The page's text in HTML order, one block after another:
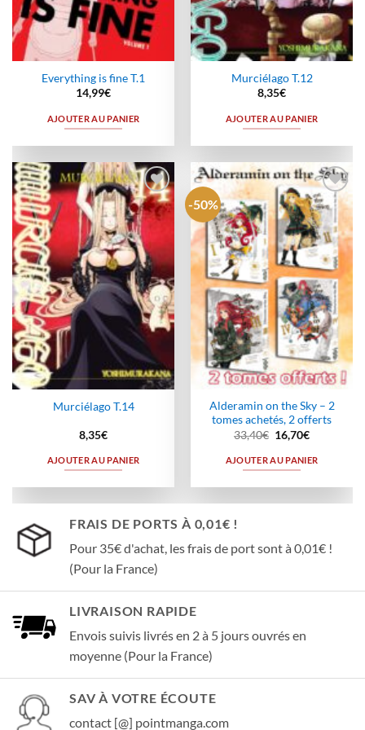
Everything is fine T.1
14,99€
AJOUTER AU PANIER
Murciélago T.12
8,35€
AJOUTER AU PANIER
Ajouter
à la
wishlist
Murciélago T.14
8,35€
AJOUTER AU PANIER
-50%
Ajouter
à la
wishlist
Alderamin on the Sky – 2
tomes achetés, 2 offerts
33,40€ Le
prix
initial
était :
16,70€Le
actuel
est :
AJOUTER AU PANIER
FRAIS DE PORTS À 0,01€ !
Pour 35€ d'achat, les frais de port sont à 0,01€ !
(Pour la France)
LIVRAISON RAPIDE
Envois suivis livrés en 2 à 5 jours ouvrés en
moyenne (Pour la France)
SAV À VOTRE ÉCOUTE
contact [@] pointmanga.com